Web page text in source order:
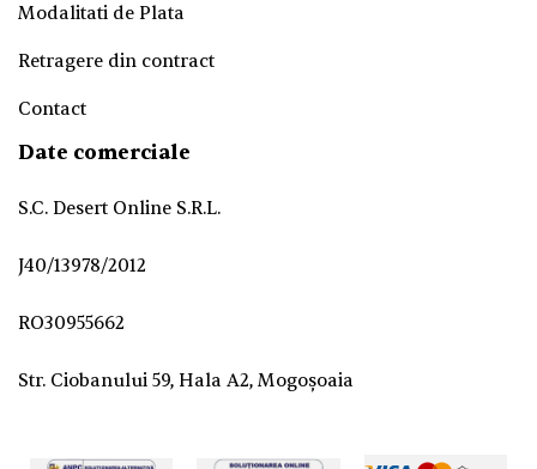
Modalitati de Plata
Retragere din contract
Contact
Date comerciale
S.C. Desert Online S.R.L.
J40/13978/2012
RO30955662
Str. Ciobanului 59, Hala A2, Mogoșoaia